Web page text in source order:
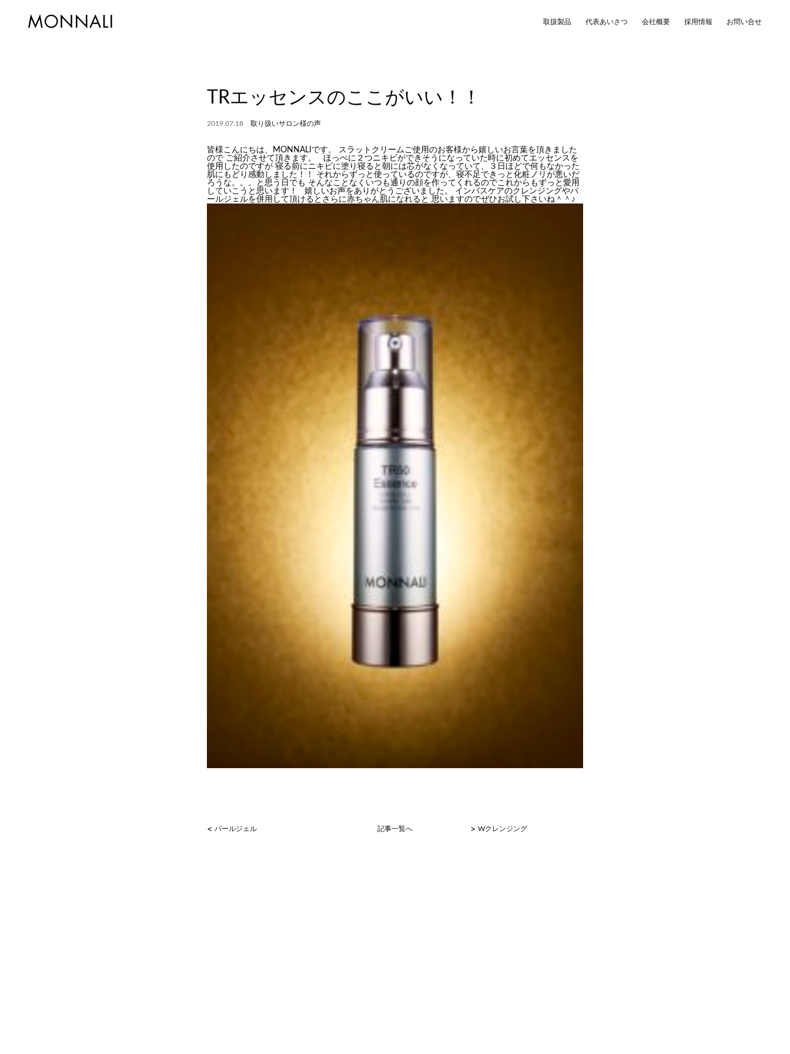
取扱製品 代表あいさつ 会社概要 採用情報 お問い合せ
TRエッセンスのここがいい！！
2019.07.18 取り扱いサロン様の声
皆様こんにちは、MONNALIです。 スラットクリームご使用のお客様から嬉しいお言葉を頂きました
ので ご紹介させて頂きます。 ほっぺに２つニキビができそうになっていた時に初めてエッセンスを
使用したのですが 寝る前にニキビに塗り寝ると朝には芯がなくなっていて、３日ほどで何もなかった
肌にもどり感動しました！！ それからずっと使っているのですが、寝不足できっと化粧ノリが悪いだ
ろうな。。。と思う日でも そんなことなくいつも通りの顔を作ってくれるのでこれからもずっと愛用
していこうと思います！ 嬉しいお声をありがとうございました。 インバスケアのクレンジングやパ
ールジェルを併用して頂けるとさらに赤ちゃん肌になれると 思いますのでぜひお試し下さいね＾＾♪
< パールジェル 記事一覧へ > Wクレンジング